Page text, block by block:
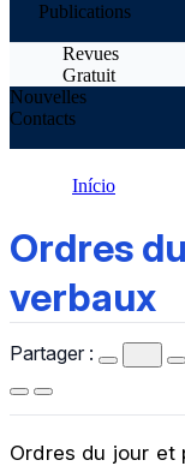
Publications
Revues
Gratuit
Nouvelles
Contacts
Início
Ordres
verbaux
Partager :
Ordres du jour et